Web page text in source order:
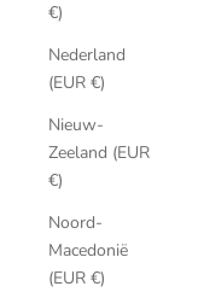
€)
Nederland
(EUR €)
Nieuw-
Zeeland (EUR
€)
Noord-
Macedonië
(EUR €)